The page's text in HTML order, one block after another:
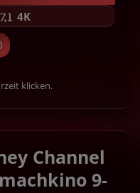
4K
klicken.
Channel
9-